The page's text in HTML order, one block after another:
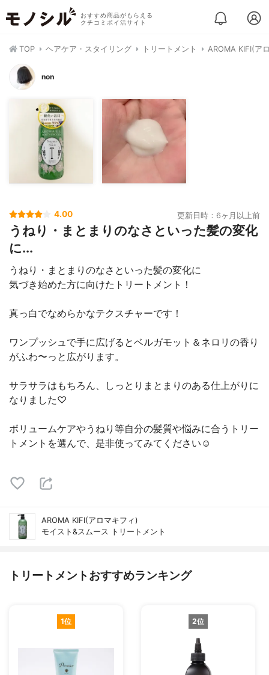
おすすめ商品がもらえる
クチコミポイ活サイト
TOP ヘアケア・スタイリング トリートメント AROMA KIFI(ア
non
4.00 更新日時：6ヶ月以上前
うねり・まとまりのなさといった髪の変化
に...
うねり・まとまりのなさといった髪の変化に
気づき始めた方に向けたトリートメント！
真っ白でなめらかなテクスチャーです！
ワンプッシュで手に広げるとベルガモット＆ネロリの香り
がふわ〜っと広がります。
サラサラはもちろん、しっとりまとまりのある仕上がりに
なりました♡
ボリュームケアやうねり等自分の髪質や悩みに合うトリー
トメントを選んで、是非使ってみてください☺️
AROMA KIFI(アロマキフィ)
モイスト&スムース トリートメント
トリートメントおすすめランキング
1位 2位